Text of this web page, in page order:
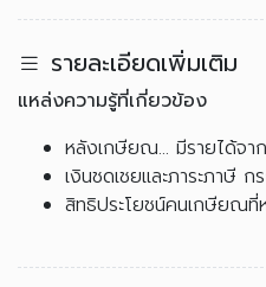
รายละเอียดเพิ่มเติม
แหล่งความรู้ที่เกี่ยวข้อง
หลังเกษียณ... มีรายได้จา
เงินชดเชยและภาระภาษี
สิทธิประโยชน์คนเกษียณที่